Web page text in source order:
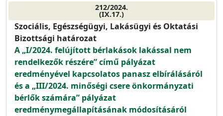
212/2024.
(IX.17.)
Szociális, Egészségügyi, Lakásügyi és Oktatási
Bizottsági határozat
A „I/2024. felújított bérlakások lakással nem
rendelkezők részére” című pályázat
eredményével kapcsolatos panasz elbírálásáról
és a „III/2024. minőségi csere önkormányzati
bérlők számára” pályázat
eredménymegállapításának módosításáról